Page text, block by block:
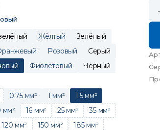
Жёлтый
Зелёный
Розовый
Серый
Фиолетовый Чёрный
0.75 мм² 1 мм²
1.5 мм²
мм² 16 мм² 25 мм²
35 мм²
120 мм² 150 мм²
185 мм²